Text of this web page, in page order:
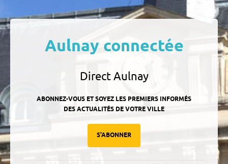
Aulnay connectée
Direct Aulnay
ABONNEZ-VOUS ET SOYEZ LES PREMIERS INFORMÉS
DES ACTUALITÉS DE VOTRE VILLE
S'ABONNER